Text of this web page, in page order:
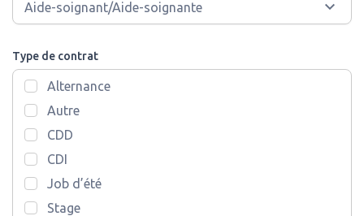
Type de contrat
Alternance
Autre
CDD
CDI
Job d’été
Stage